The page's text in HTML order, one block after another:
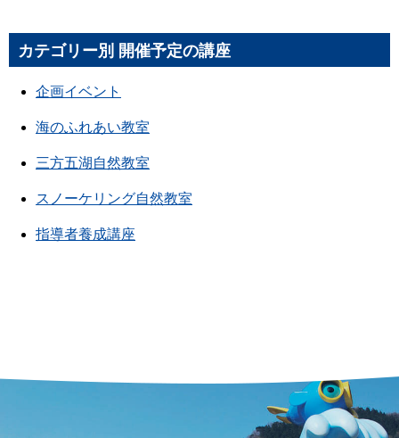
カテゴリー別 開催予定の講座
企画イベント
海のふれあい教室
三方五湖自然教室
スノーケリング自然教室
指導者養成講座